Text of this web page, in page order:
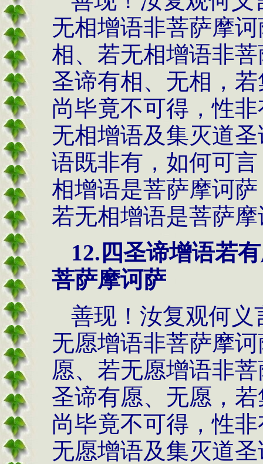
无相增语非菩萨摩
相、若无相增语非
圣谛有相、无相，
尚毕竟不可得，性
无相增语及集灭道
语既非有，如何可
相增语是菩萨摩诃
若无相增语是菩萨
12. 四圣谛增语若
菩萨摩诃萨
善现！汝复观何
无愿增语非菩萨摩
愿、若无愿增语非
圣谛有愿、无愿，
尚毕竟不可得，性
无愿增语及集灭道